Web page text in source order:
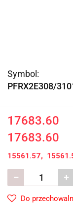
Symbol:
PFRX2E308/
17683.60
17683.60
15561.57
Do